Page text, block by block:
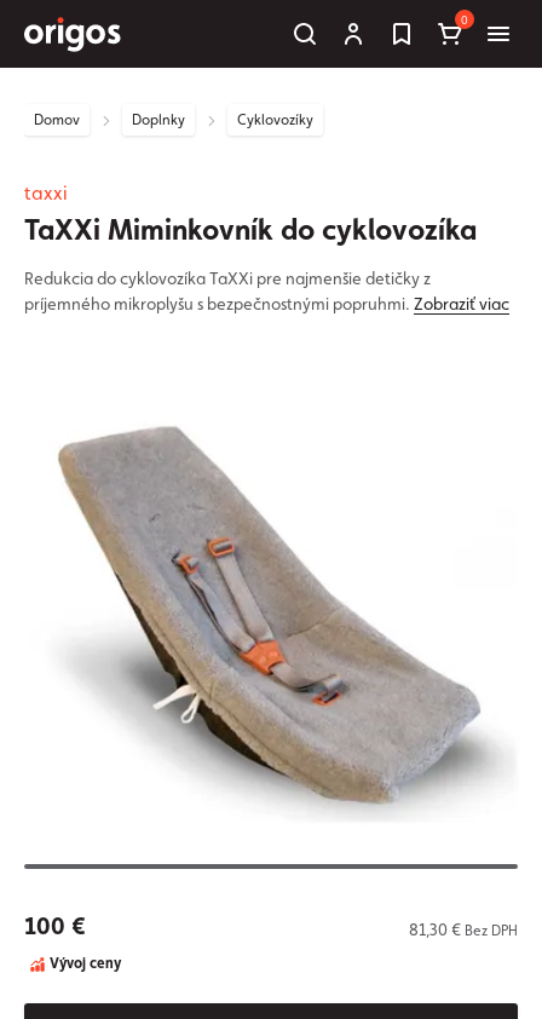
0
Domov Doplnky Cyklovozíky
taxxi
TaXXi Miminkovník do cyklovozíka
Redukcia do cyklovozíka TaXXi pre najmenšie detičky z
príjemného mikroplyšu s bezpečnostnými popruhmi. Zobraziť viac
100 € 81,30 € Bez DPH
Vývoj ceny